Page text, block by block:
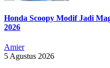
Honda Scoopy Modif Jadi
2026
Amier
5 Agustus 2026